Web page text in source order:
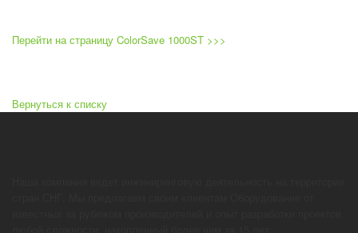
Перейти на страницу ColorSave 1000ST >>>
Вернуться к списку